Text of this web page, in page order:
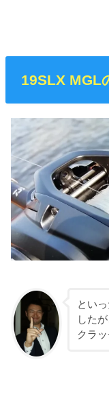
19SLX MGL
とい
した
クラ